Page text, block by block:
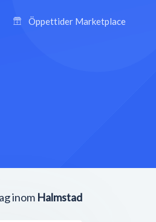
Öppettider Marketplace
inom Halmstad